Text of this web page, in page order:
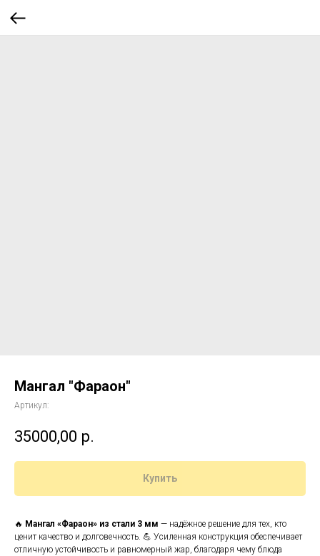
Мангал "Фараон"
Артикул:
35000,00 р.
Купить
🔥 Мангал «Фараон» из стали 3 мм — надёжное решение для тех, кто
ценит качество и долговечность. 💪 Усиленная конструкция обеспечивает
отличную устойчивость и равномерный жар, благодаря чему блюда